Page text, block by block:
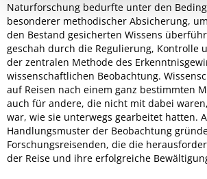
Naturforschung bedurfte unter den
besonderer methodischer Absicherung,
den Bestand gesicherten Wissens
geschah durch die Regulierung, Kontrolle
der zentralen Methode des
wissenschaftlichen Beobachtung.
auf Reisen nach einem ganz bestimmten
auch für andere, die nicht mit dabei
war, wie sie unterwegs gearbeitet hatten.
Handlungsmuster der Beobachtung
Forschungsreisenden, die die
der Reise und ihre erfolgreiche